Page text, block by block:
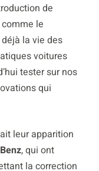
de
comme le
la vie des
voitures
tester sur nos
qui
leur apparition
, qui ont
la correction